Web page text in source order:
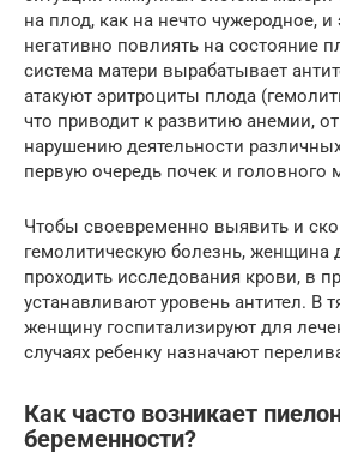
на плод, как на нечто чужеродное,
негативно повлиять на состояние
система матери вырабатывает
атакуют эритроциты плода
что приводит к развитию анемии,
нарушению деятельности
первую очередь почек и головного
Чтобы своевременно выявить и
гемолитическую болезнь, женщина
проходить исследования крови, в
устанавливают уровень антител. В
женщину госпитализируют для
случаях ребенку назначают
Как часто возникает
беременности?